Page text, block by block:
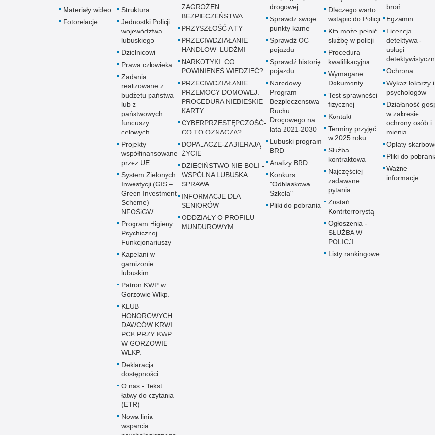
Materiały wideo
Fotorelacje
Struktura
Jednostki Policji
województwa
lubuskiego
Dzielnicowi
Prawa człowieka
Zadania
realizowane z
budżetu państwa
lub z
państwowych
funduszy
celowych
Projekty
współfinansowane
przez UE
System Zielonych
Inwestycji (GIS –
Green Investment
Scheme)
NFOŚiGW
Program Higieny
Psychicznej
Funkcjonariuszy
Kapelani w
garnizonie
lubuskim
Patron KWP w
Gorzowie Wlkp.
KLUB
HONOROWYCH
DAWCÓW KRWI
PCK PRZY KWP
W GORZOWIE
WLKP.
Deklaracja
dostępności
O nas - Tekst
łatwy do czytania
(ETR)
Nowa linia
wsparcia
ZAGROŻEŃ
BEZPIECZEŃSTWA
PRZYSZŁOŚĆ A TY
PRZECIWDZIAŁANIE
HANDLOWI LUDŹMI
NARKOTYKI. CO
POWINIENEŚ WIEDZIEĆ?
PRZECIWDZIAŁANIE
PRZEMOCY DOMOWEJ.
PROCEDURA NIEBIESKIE
KARTY
CYBERPRZESTĘPCZOŚĆ-
CO TO OZNACZA?
DOPALACZE-ZABIERAJĄ
ŻYCIE
DZIECIŃSTWO NIE BOLI -
WSPÓLNA LUBUSKA
SPRAWA
INFORMACJE DLA
SENIORÓW
ODDZIAŁY O PROFILU
MUNDUROWYM
drogowej
Sprawdź swoje
punkty karne
Sprawdź OC
pojazdu
Sprawdź historię
pojazdu
Narodowy
Program
Bezpieczenstwa
Ruchu
Drogowego na
lata 2021-2030
Lubuski program
BRD
Analizy BRD
Konkurs
"Odblaskowa
Szkoła"
Pliki do pobrania
Dlaczego warto
wstąpić do Policji
Kto może pełnić
służbę w policji
Procedura
kwalifikacyjna
Wymagane
Dokumenty
Test sprawności
fizycznej
Kontakt
Terminy przyjęć
w 2025 roku
Służba
kontraktowa
Najczęściej
zadawane
pytania
Zostań
Kontrterrorystą
Ogłoszenia -
SŁUŻBA W
POLICJI
Listy rankingowe
broń
Egzamin
Licencja
detektywa -
usługi
Ochrona
Wykaz lekarzy i
psychologów
Działaność
w zakresie
ochrony osób i
mienia
Opłaty
Pliki do
Ważne
informacje